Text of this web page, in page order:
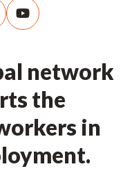
network
the
in